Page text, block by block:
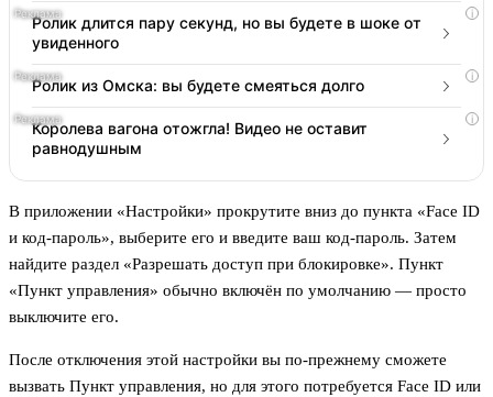
i
Ролик длится пару секунд, но вы будете в шоке от
увиденного
i
Ролик из Омска: вы будете смеяться долго
i
Королева вагона отожгла! Видео не оставит
равнодушным
В приложении «Настройки» прокрутите вниз до пункта «Face ID
и код-пароль», выберите его и введите ваш код-пароль. Затем
найдите раздел «Разрешать доступ при блокировке». Пункт
«Пункт управления» обычно включён по умолчанию — просто
выключите его.
После отключения этой настройки вы по-прежнему сможете
вызвать Пункт управления, но для этого потребуется Face ID или